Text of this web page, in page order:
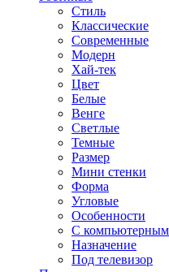
Стиль
Классические
Современные
Модерн
Хай-тек
Цвет
Белые
Венге
Светлые
Темные
Размер
Мини стенки
Форма
Угловые
Особенности
С компьютерным
Назначение
Под телевизор